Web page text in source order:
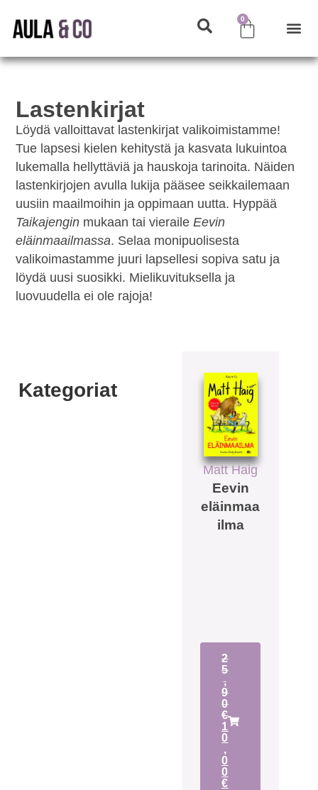
0
Lastenkirjat
Löydä valloittavat lastenkirjat valikoimistamme!
Tue lapsesi kielen kehitystä ja kasvata lukuintoa
lukemalla hellyttäviä ja hauskoja tarinoita. Näiden
lastenkirjojen avulla lukija pääsee seikkailemaan
uusiin maailmoihin ja oppimaan uutta. Hyppää
Taikajengin mukaan tai vieraileEevin
eläinmaailmassa. Selaa monipuolisesta
valikoimastamme juuri lapsellesi sopiva satu ja
löydä uusi suosikki. Mielikuvituksella ja
luovuudella ei ole rajoja!
Matt Haig
Eevin
eläinmaa
ilma
2
5
,
9
0
€
1
0
,
0
0
€
Kategoriat